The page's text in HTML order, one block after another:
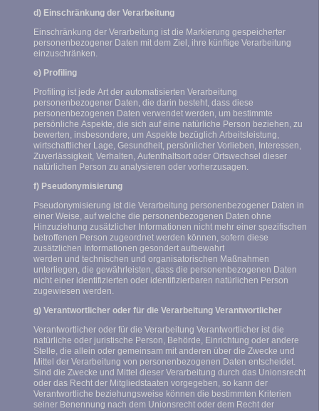
d) Einschränkung der Verarbeitung
Einschränkung der Verarbeitung ist die Markierung gespeicherter
personenbezogener Daten mit dem Ziel, ihre künftige Verarbeitung
einzuschränken.
e) Profiling
Profiling ist jede Art der automatisierten Verarbeitung
personenbezogener Daten, die darin besteht, dass diese
personenbezogenen Daten verwendet werden, um bestimmte
persönliche Aspekte, die sich auf eine natürliche Person beziehen, zu
bewerten, insbesondere, um Aspekte bezüglich Arbeitsleistung,
wirtschaftlicher Lage, Gesundheit, persönlicher Vorlieben, Interessen,
Zuverlässigkeit, Verhalten, Aufenthaltsort oder Ortswechsel dieser
natürlichen Person zu analysieren oder vorherzusagen.
f) Pseudonymisierung
Pseudonymisierung ist die Verarbeitung personenbezogener Daten in
einer Weise, auf welche die personenbezogenen Daten ohne
Hinzuziehung zusätzlicher Informationen nicht mehr einer spezifischen
betroffenen Person zugeordnet werden können, sofern diese
zusätzlichen Informationen gesondert aufbewahrt
werden und technischen und organisatorischen Maßnahmen
unterliegen, die gewährleisten, dass die personenbezogenen Daten
nicht einer identifizierten oder identifizierbaren natürlichen Person
zugewiesen werden.
g) Verantwortlicher oder für die Verarbeitung Verantwortlicher
Verantwortlicher oder für die Verarbeitung Verantwortlicher ist die
natürliche oder juristische Person, Behörde, Einrichtung oder andere
Stelle, die allein oder gemeinsam mit anderen über die Zwecke und
Mittel der Verarbeitung von personenbezogenen Daten entscheidet.
Sind die Zwecke und Mittel dieser Verarbeitung durch das Unionsrecht
oder das Recht der Mitgliedstaaten vorgegeben, so kann der
Verantwortliche beziehungsweise können die bestimmten Kriterien
seiner Benennung nach dem Unionsrecht oder dem Recht der